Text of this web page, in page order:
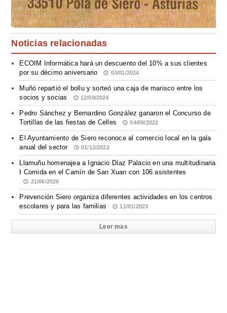
Noticias relacionadas
ECOIM Informática hará un descuento del 10% a sus clientes
por su décimo aniversario
03/01/2024
Muñó repartió el bollu y sorteó una caja de marisco entre los
socios y socias
12/09/2024
Pedro Sánchez y Bernardino González ganaron el Concurso de
Tortillas de las fiestas de Celles
04/09/2022
El Ayuntamiento de Siero reconoce al comercio local en la gala
anual del sector
01/12/2022
Llamuñu homenajea a Ignacio Díaz Palacio en una multitudinaria
I Comida en el Camín de San Xuan con 106 asistentes
21/06/2026
Prevención Siero organiza diferentes actividades en los centros
escolares y para las familias
11/01/2023
Leer mas